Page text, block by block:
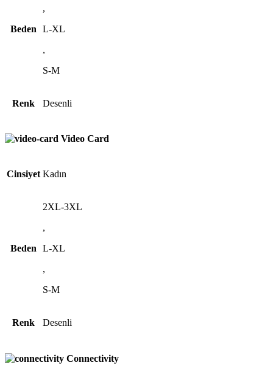
Beden
,
L-XL
,
S-M
Renk Desenli
Video Card
Cinsiyet Kadın
Beden
2XL-3XL
,
L-XL
,
S-M
Renk Desenli
Connectivity